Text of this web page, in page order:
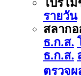
โปรโม
รายวัน
สลาก
ธ.ก.ส.
ธ.ก.ส.
ตรวจผ